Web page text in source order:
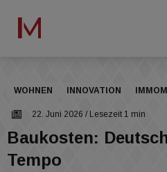
WOHNEN INNOVATION
22. Juni 2026 / Lesezeit 1 min
Baukosten:
Tempo